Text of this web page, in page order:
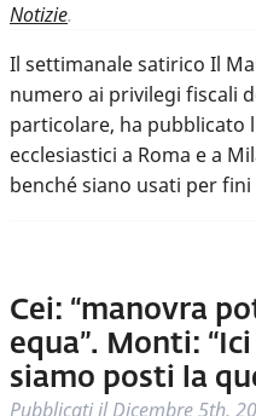
Notizie.
Il settimanale satirico Il
numero ai privilegi fiscali
particolare, ha pubblicato
ecclesiastici a Roma e a
benché siano usati per
Cei: “manovra
equa”. Monti:
siamo posti la
Pubblicati ilDicembre 5th,